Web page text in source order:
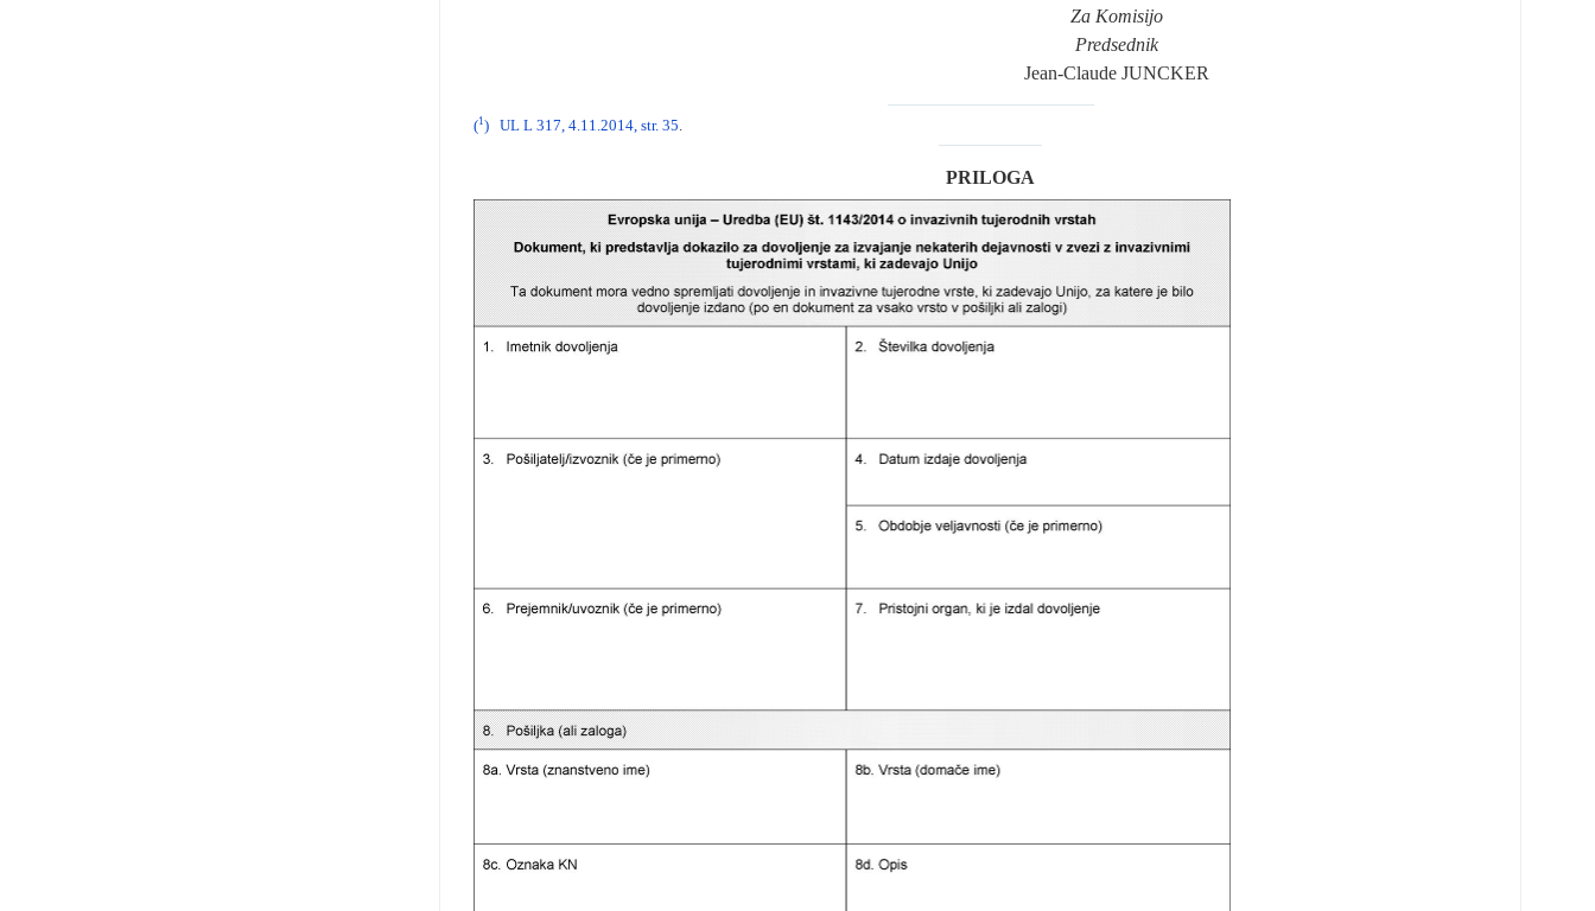
Za Komisijo
Predsednik
Jean-Claude JUNCKER
(1) UL L 317, 4.11.2014, str. 35.
PRILOGA